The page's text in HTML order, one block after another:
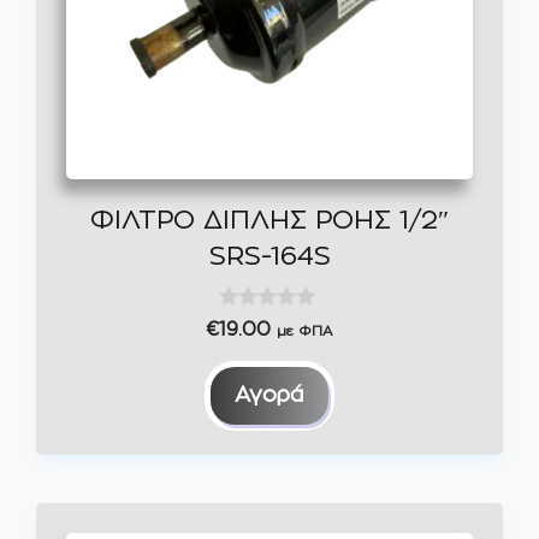
ΦΙΛΤΡΟ ΔΙΠΛΗΣ ΡΟΗΣ 1/2″
SRS-164S
0
o
u
t
5
€19.00 με ΦΠΑ
Αγορά